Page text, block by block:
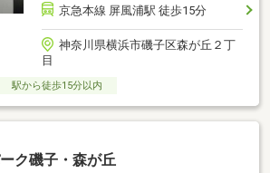
京急本線 屏風浦駅 徒歩15分
神奈川県横浜市磯子区森が丘２丁
目
駅から徒歩15分以内
ク磯子・森が丘